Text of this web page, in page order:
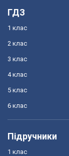
ГДЗ
1 клас
2 клас
3 клас
4 клас
5 клас
6 клас
Підручники
1 клас